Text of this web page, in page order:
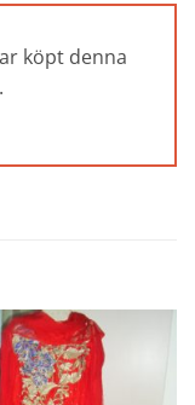
köpt denna